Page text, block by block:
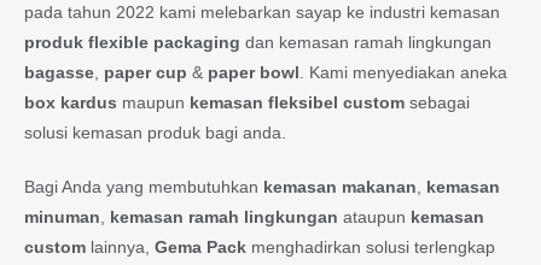
pada tahun 2022 kami melebarkan sayap ke industri kemasan
produk flexible packaging dan kemasan ramah lingkungan
bagasse paper cup & paper bowl . Kami menyediakan aneka
box kardus maupun kemasan fleksibel custom sebagai
solusi kemasan produk bagi anda.
Bagi Anda yang membutuhkan kemasan makanan
kemasan
minuman
kemasan ramah lingkungan ataupun kemasan
custom lainnya, Gema Pack menghadirkan solusi terlengkap